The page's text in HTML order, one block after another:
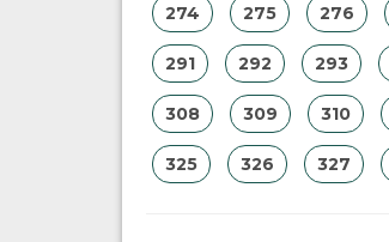
274 275 276
291 292 293
308 309 310
325 326 327